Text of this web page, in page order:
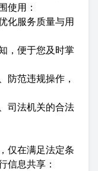
使用：
化服务质量与用
，便于您及时掌
防范违规操作，
司法机关的合法
，仅在满足法定条
信息共享：